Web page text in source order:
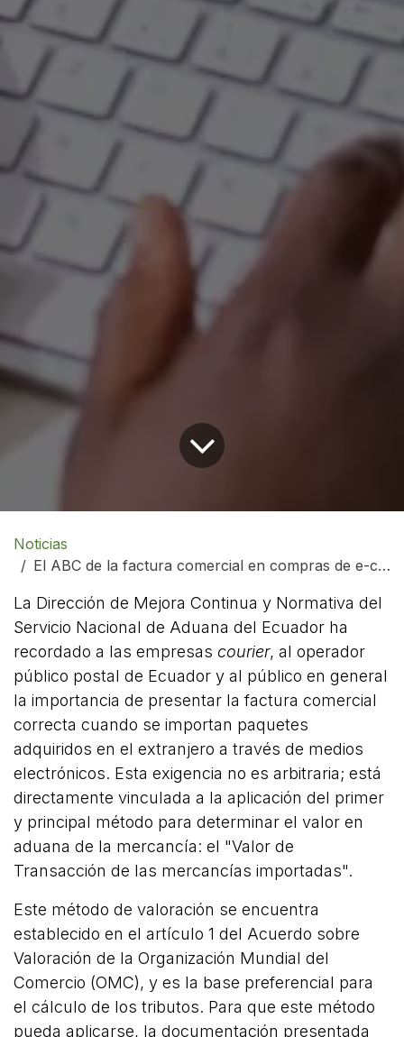
Noticias
El ABC de la factura comercial en compras de e-commerce internacional
La Dirección de Mejora Continua y Normativa del
Servicio Nacional de Aduana del Ecuador ha
recordado a las empresas courier, al operador
público postal de Ecuador y al público en general
la importancia de presentar la factura comercial
correcta cuando se importan paquetes
adquiridos en el extranjero a través de medios
electrónicos. Esta exigencia no es arbitraria; está
directamente vinculada a la aplicación del primer
y principal método para determinar el valor en
aduana de la mercancía: el "Valor de
Transacción de las mercancías importadas".
Este método de valoración se encuentra
establecido en el artículo 1 del Acuerdo sobre
Valoración de la Organización Mundial del
Comercio (OMC), y es la base preferencial para
el cálculo de los tributos. Para que este método
pueda aplicarse, la documentación presentada